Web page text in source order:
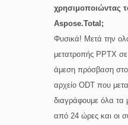
χρησιμοποιώντας
Aspose.Total;
Φυσικά! Μετά την
μετατροπής PPTX
άμεση πρόσβαση
αρχείο ODT που
διαγράφουμε όλα τα
από 24 ώρες και οι